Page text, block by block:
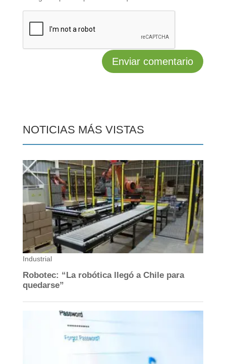
NOTICIAS MÁS VISTAS